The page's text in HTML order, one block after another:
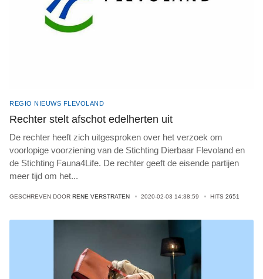
REGIO NIEUWS FLEVOLAND
Rechter stelt afschot edelherten uit
De rechter heeft zich uitgesproken over het verzoek om
voorlopige voorziening van de Stichting Dierbaar Flevoland en
de Stichting Fauna4Life. De rechter geeft de eisende partijen
meer tijd om het...
GESCHREVEN DOOR RENE VERSTRATEN 2020-02-03 14:38:59 HITS 2651